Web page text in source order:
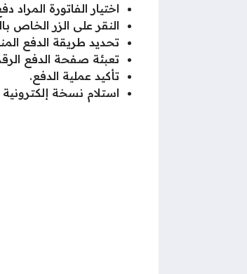
اختيار الفاتورة المراد
النقر على الزر الخاص
تحديد طريقة الدفع
تعبئة صفحة الدفع
تأكيد عملية الدفع.
استلام نسخة